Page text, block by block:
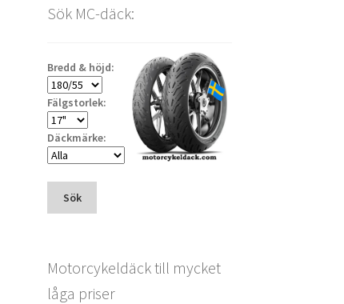
Sök MC-däck:
Bredd & höjd:
Fälgstorlek:
Däckmärke:
Sök
Motorcykeldäck till mycket
låga priser